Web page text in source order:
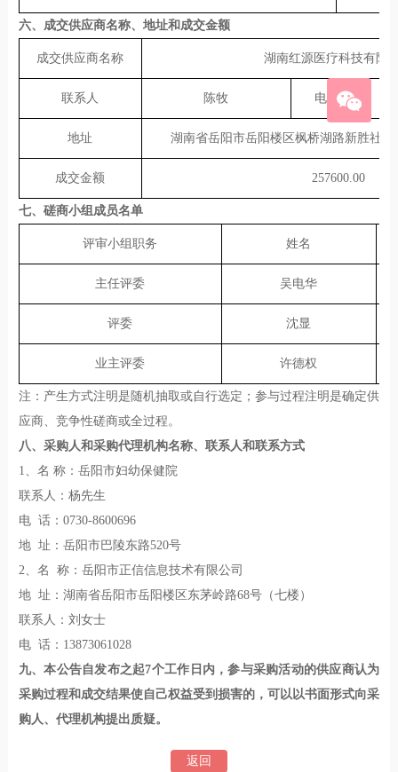
六、 成交供应商名称、地址和成交金额
成交供应商名称 湖南红源医疗科技有限
联系人 陈牧 电话
地址 湖南省岳阳市岳阳楼区枫桥湖路新胜社
成交金额 257600.00
七、 磋商小组成员名单
评审小组职务 姓名
主任评委 吴电华
评委 沈显
业主评委 许德权
注：产生方式注明是随机抽取或自行选定；参与过程注明是确定供
应商、竞争性磋商或全过程。
八、采购人和采购代理机构名称、联系人和联系方式
1、名 称：岳阳市妇幼保健院
联系人：杨先生
电 话：0730-8600696
地 址：岳阳市巴陵东路520号
2、名 称：岳阳市正信信息技术有限公司
地 址：湖南省岳阳市岳阳楼区东茅岭路68号（七楼）
联系人：刘女士
电 话：13873061028
九、本公告自发布之起7个工作日内，参与采购活动的供应商认为
采购过程和成交结果使自己权益受到损害的，可以以书面形式向采
购人、代理机构提出质疑。
返回